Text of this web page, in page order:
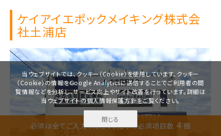
資料請求 見学予約
必須は全てご入力ください。残りの必須項目数 4個
ケイアイエポックメイキング株式会
社土浦店
当ウェブサイトでは、クッキー（Cookie）を使用しています。クッキー
（Cookie）の情報をGoogle Analyticsに送信することでご利用者の閲
覧情報などを分析し、サービス向上やサイト改善を行っています。詳細は
当ウェブサイトの個人情報保護方針をご覧ください。
閉じる